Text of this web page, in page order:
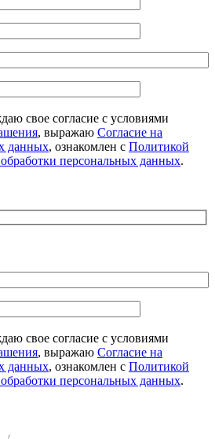
свое согласие с условиями
, выражаю Согласие на
данных, ознакомлен с Политикой
персональных данных.
свое согласие с условиями
, выражаю Согласие на
данных, ознакомлен с Политикой
персональных данных.